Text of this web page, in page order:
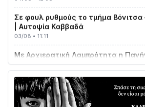
| Αυτοψία Καββαδά
03/08 • 11:11
Μεταμορφώσεως του Σωτήρος στο
03/08 • 07:45
Ενισχύεται η Πολιτική Προστασία
με δύο νέα υδροφόρα οχήματα
02/08 • 18:26